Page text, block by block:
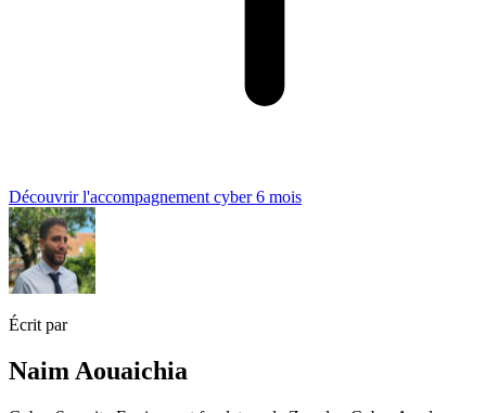
Découvrir l'accompagnement cyber 6 mois
Écrit par
Naim Aouaichia